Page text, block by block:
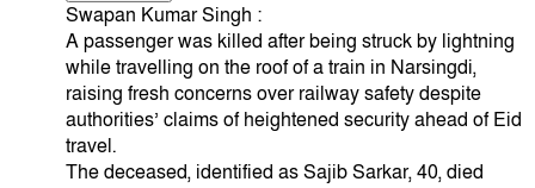
Swapan Kumar Singh :
A passenger was killed after being struck by lightning
while travelling on the roof of a train in Narsingdi,
raising fresh concerns over railway safety despite
authorities’ claims of heightened security ahead of Eid
travel.
The deceased, identified as Sajib Sarkar, 40, died